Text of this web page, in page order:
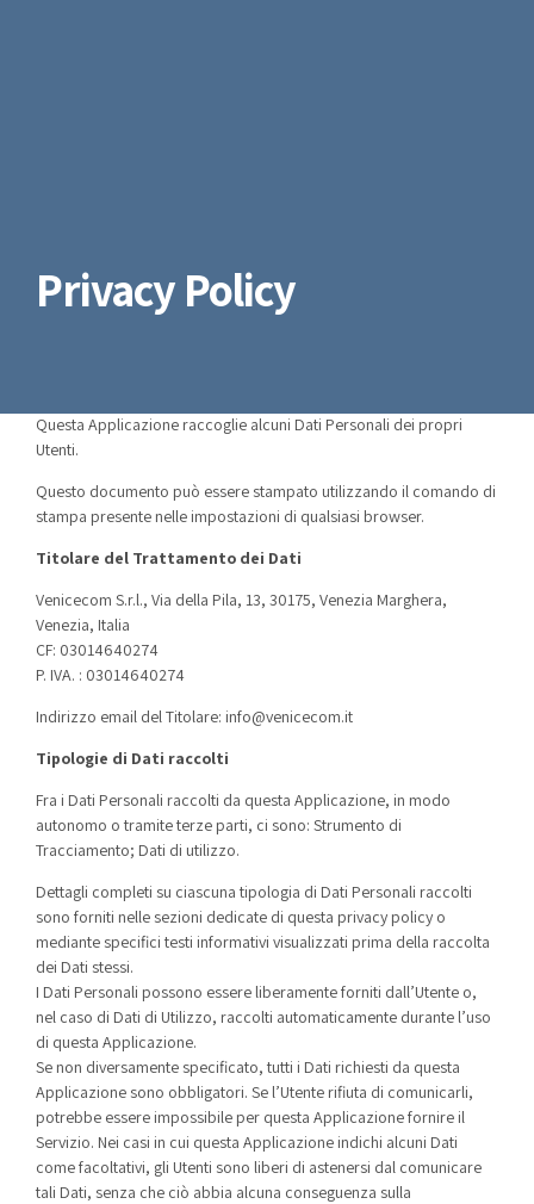
Privacy Policy
Questa Applicazione raccoglie alcuni Dati Personali dei propri
Utenti.
Questo documento può essere stampato utilizzando il comando di
stampa presente nelle impostazioni di qualsiasi browser.
Titolare del Trattamento dei Dati
Venicecom S.r.l., Via della Pila, 13, 30175, Venezia Marghera,
Venezia, Italia
CF: 03014640274
P. IVA. : 03014640274
Indirizzo email del Titolare: info@venicecom.it
Tipologie di Dati raccolti
Fra i Dati Personali raccolti da questa Applicazione, in modo
autonomo o tramite terze parti, ci sono: Strumento di
Tracciamento; Dati di utilizzo.
Dettagli completi su ciascuna tipologia di Dati Personali raccolti
sono forniti nelle sezioni dedicate di questa privacy policy o
mediante specifici testi informativi visualizzati prima della raccolta
dei Dati stessi.
I Dati Personali possono essere liberamente forniti dall’Utente o,
nel caso di Dati di Utilizzo, raccolti automaticamente durante l’uso
di questa Applicazione.
Se non diversamente specificato, tutti i Dati richiesti da questa
Applicazione sono obbligatori. Se l’Utente rifiuta di comunicarli,
potrebbe essere impossibile per questa Applicazione fornire il
Servizio. Nei casi in cui questa Applicazione indichi alcuni Dati
come facoltativi, gli Utenti sono liberi di astenersi dal comunicare
tali Dati, senza che ciò abbia alcuna conseguenza sulla